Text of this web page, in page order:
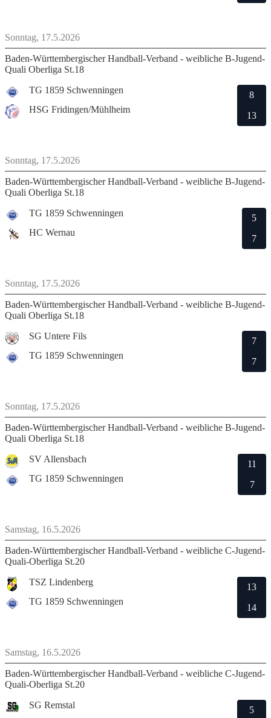
Sonntag, 17.5.2026
Baden-Württembergischer Handball-Verband - weibliche B-Jugend-
Quali Oberliga St.18
TG 1859 Schwenningen
HSG Fridingen/Mühlheim
8
13
Sonntag, 17.5.2026
Baden-Württembergischer Handball-Verband - weibliche B-Jugend-
Quali Oberliga St.18
TG 1859 Schwenningen
HC Wernau
5
7
Sonntag, 17.5.2026
Baden-Württembergischer Handball-Verband - weibliche B-Jugend-
Quali Oberliga St.18
SG Untere Fils
TG 1859 Schwenningen
7
7
Sonntag, 17.5.2026
Baden-Württembergischer Handball-Verband - weibliche B-Jugend-
Quali Oberliga St.18
SV Allensbach
TG 1859 Schwenningen
11
7
Samstag, 16.5.2026
Baden-Württembergischer Handball-Verband - weibliche C-Jugend-
Quali-Oberliga St.20
TSZ Lindenberg
TG 1859 Schwenningen
13
14
Samstag, 16.5.2026
Baden-Württembergischer Handball-Verband - weibliche C-Jugend-
Quali-Oberliga St.20
SG Remstal
5